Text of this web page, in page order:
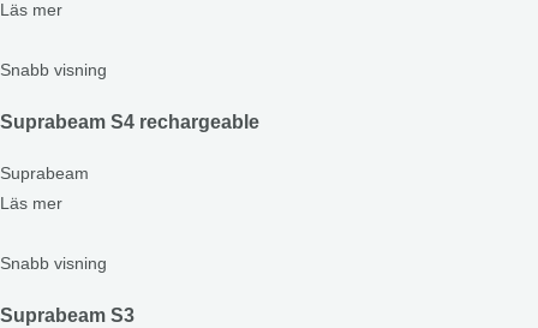
Läs mer
Snabb visning
Suprabeam S4 rechargeable
Suprabeam
Läs mer
Snabb visning
Suprabeam S3